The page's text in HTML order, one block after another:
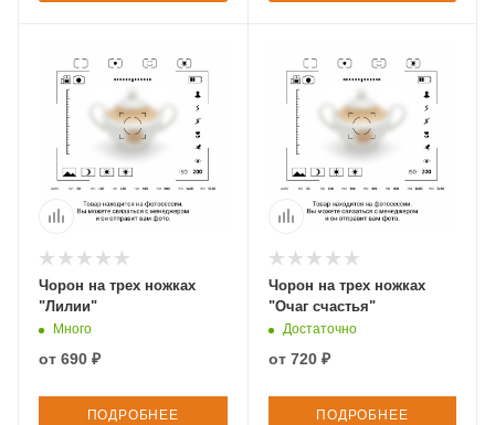
Чорон на трех ножках
"Лилии"
Много
от 690 ₽
ПОДРОБНЕЕ
Чорон на трех ножках
"Очаг счастья"
Достаточно
от 720 ₽
ПОДРОБНЕЕ